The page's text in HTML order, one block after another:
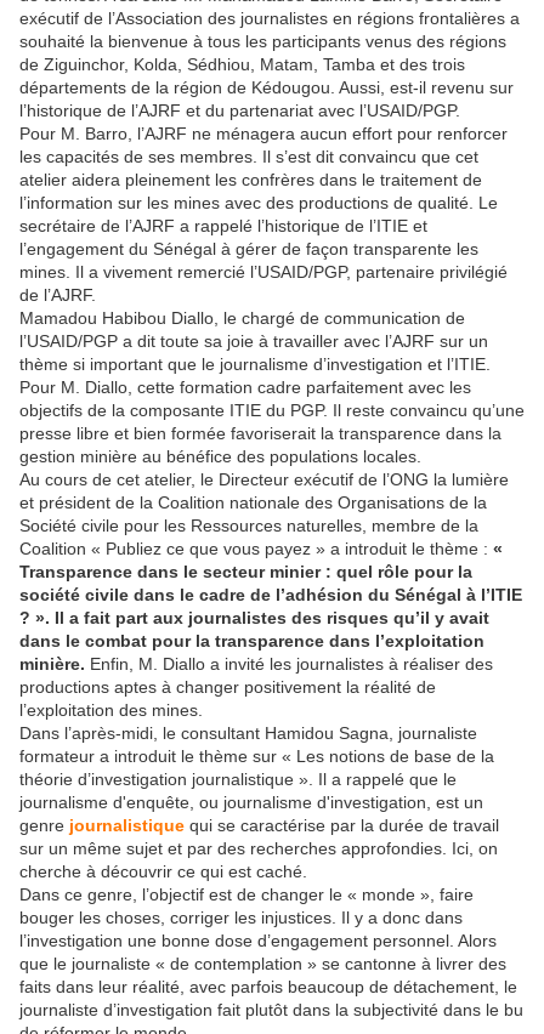
exécutif de l’Association des journalistes en régions frontalières a
souhaité la bienvenue à tous les participants venus des régions
de Ziguinchor, Kolda, Sédhiou, Matam, Tamba et des trois
départements de la région de Kédougou. Aussi, est-il revenu sur
l’historique de l’AJRF et du partenariat avec l’USAID/PGP.
Pour M. Barro, l’AJRF ne ménagera aucun effort pour renforcer
les capacités de ses membres. Il s’est dit convaincu que cet
atelier aidera pleinement les confrères dans le traitement de
l’information sur les mines avec des productions de qualité. Le
secrétaire de l’AJRF a rappelé l’historique de l’ITIE et
l’engagement du Sénégal à gérer de façon transparente les
mines. Il a vivement remercié l’USAID/PGP, partenaire privilégié
de l’AJRF.
Mamadou Habibou Diallo, le chargé de communication de
l’USAID/PGP a dit toute sa joie à travailler avec l’AJRF sur un
thème si important que le journalisme d’investigation et l’ITIE.
Pour M. Diallo, cette formation cadre parfaitement avec les
objectifs de la composante ITIE du PGP. Il reste convaincu qu’une
presse libre et bien formée favoriserait la transparence dans la
gestion minière au bénéfice des populations locales.
Au cours de cet atelier, le Directeur exécutif de l’ONG la lumière
et président de la Coalition nationale des Organisations de la
Société civile pour les Ressources naturelles, membre de la
Coalition « Publiez ce que vous payez » a introduit le thème : «
Transparence dans le secteur minier : quel rôle pour la
société civile dans le cadre de l’adhésion du Sénégal à l’ITIE
? ». Il a fait part aux journalistes des risques qu’il y avait
dans le combat pour la transparence dans l’exploitation
minière. Enfin, M. Diallo a invité les journalistes à réaliser des
productions aptes à changer positivement la réalité de
l’exploitation des mines.
Dans l’après-midi, le consultant Hamidou Sagna, journaliste
formateur a introduit le thème sur « Les notions de base de la
théorie d’investigation journalistique ». Il a rappelé que le
journalisme d'enquête, ou journalisme d'investigation, est un
genre journalistique qui se caractérise par la durée de travail
sur un même sujet et par des recherches approfondies. Ici, on
cherche à découvrir ce qui est caché.
Dans ce genre, l’objectif est de changer le « monde », faire
bouger les choses, corriger les injustices. Il y a donc dans
l’investigation une bonne dose d’engagement personnel. Alors
que le journaliste « de contemplation » se cantonne à livrer des
faits dans leur réalité, avec parfois beaucoup de détachement, le
journaliste d’investigation fait plutôt dans la subjectivité dans le bu